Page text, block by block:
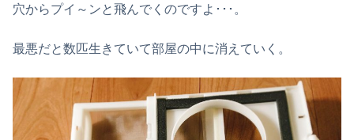
穴からプイ～ンと飛んでくのですよ･･･。
最悪だと数匹生きていて部屋の中に消えていく。